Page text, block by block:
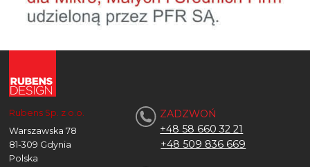
Rubens Sp. z o.o.
Warszawska 78
81-309 Gdynia
Polska
ZADZWOŃ
+48 58 660 32 21
+48 509 836 669